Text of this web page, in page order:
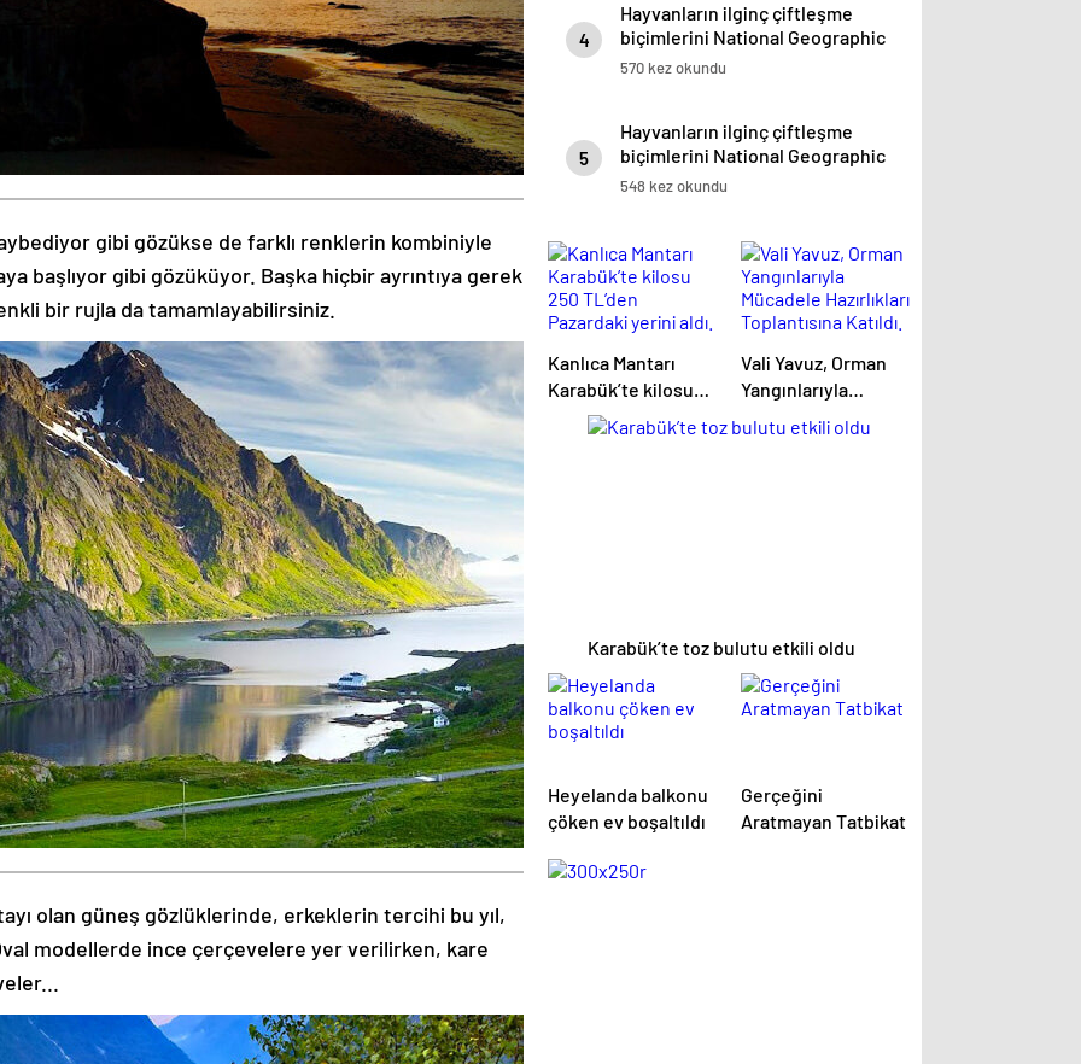
gibi gözükse de farklı renklerin kombiniyle
başlıyor gibi gözüküyor. Başka hiçbir ayrıntıya gerek
bir rujla da tamamlayabilirsiniz.
olan güneş gözlüklerinde, erkeklerin tercihi bu yıl,
modellerde ince çerçevelere yer verilirken, kare
4
Hayvanların ilginç çiftleşme
biçimlerini National Geographic
görüntüledi.
570 kez okundu
5
Hayvanların ilginç çiftleşme
biçimlerini National Geographic
görüntüledi.
548 kez okundu
Kanlıca Mantarı
Karabük’te kilosu
250 TL’den
Pazardaki yerini
Vali Yavuz, Orman
Yangınlarıyla
Mücadele
Hazırlıkları
Karabük’te toz bulutu etkili oldu
Heyelanda balkonu
çöken ev boşaltıldı
Gerçeğini
Aratmayan Tatbikat